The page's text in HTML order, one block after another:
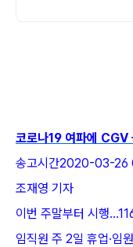
코로나19 여파에
송고시간2020-03-26
조재영 기자
이번 주말부터 시행
임직원 주 2일 휴업·임